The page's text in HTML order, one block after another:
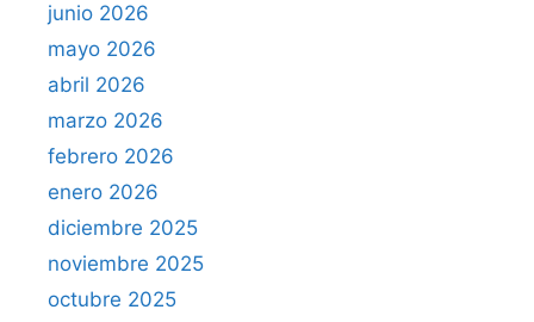
junio 2026
mayo 2026
abril 2026
marzo 2026
febrero 2026
enero 2026
diciembre 2025
noviembre 2025
octubre 2025